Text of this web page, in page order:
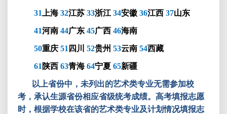
31 上海 32江苏 33浙江 34安徽 36江西 37山东
41河南 44广东 45广西 46海南
50重庆 51 四川 52贵州 53云南 54西藏
61 陕西 63青海 64宁夏 65新疆
以上省份中，未列出的艺术类专业无需参加校
考，承认生源省份相应省级统考成绩。高考填报志愿
时，根据学校在该省的艺术类专业及计划情况填报志